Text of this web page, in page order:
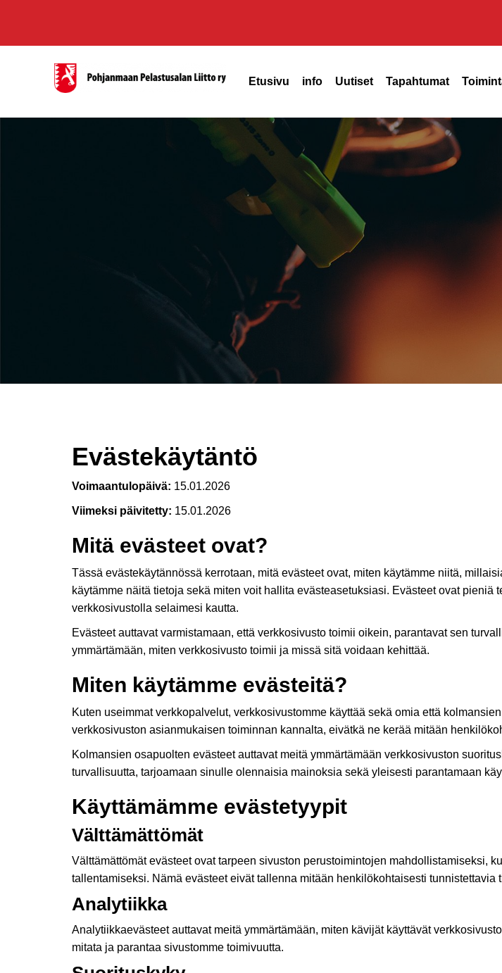
Etusivu info Uutiset Tapahtumat
Evästekäytäntö
Voimaantulopäivä: 15.01.2026
Viimeksi päivitetty: 15.01.2026
Mitä evästeet ovat?
Tässä evästekäytännössä kerrotaan, mitä evästeet ovat, miten käytämme niitä,
käytämme näitä tietoja sekä miten voit hallita evästeasetuksiasi. Evästeet ovat
verkkosivustolla selaimesi kautta.
Evästeet auttavat varmistamaan, että verkkosivusto toimii oikein, parantavat sen
ymmärtämään, miten verkkosivusto toimii ja missä sitä voidaan kehittää.
Miten käytämme evästeitä?
Kuten useimmat verkkopalvelut, verkkosivustomme käyttää sekä omia että
verkkosivuston asianmukaisen toiminnan kannalta, eivätkä ne kerää mitään
Kolmansien osapuolten evästeet auttavat meitä ymmärtämään verkkosivuston
turvallisuutta, tarjoamaan sinulle olennaisia mainoksia sekä yleisesti parantamaan
Käyttämämme evästetyypit
Välttämättömät
Välttämättömät evästeet ovat tarpeen sivuston perustoimintojen mahdollistamiseksi,
tallentamiseksi. Nämä evästeet eivät tallenna mitään henkilökohtaisesti tunnistettavia
Analytiikka
Analytiikkaevästeet auttavat meitä ymmärtämään, miten kävijät käyttävät
mitata ja parantaa sivustomme toimivuutta.